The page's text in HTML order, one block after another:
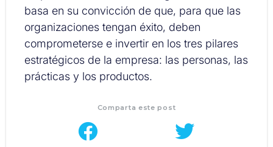
basa en su convicción de que, para que las
organizaciones tengan éxito, deben
comprometerse e invertir en los tres pilares
estratégicos de la empresa: las personas, las
prácticas y los productos.
Comparta este post